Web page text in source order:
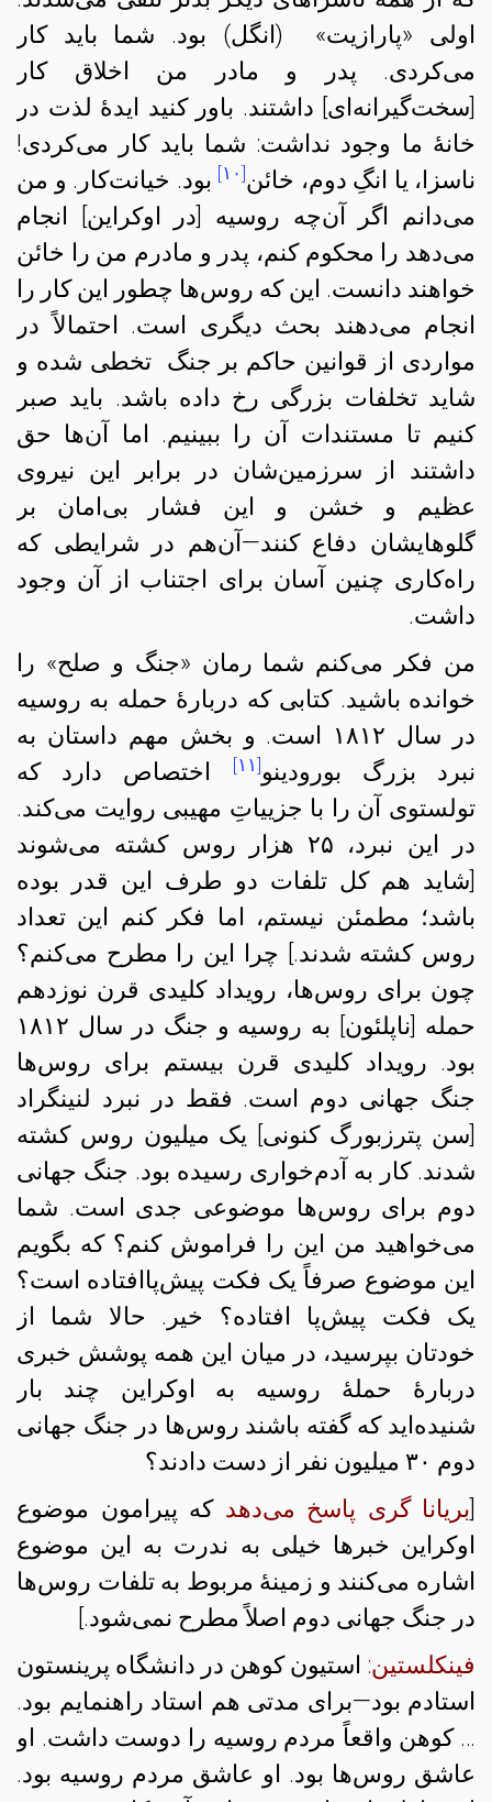
اولی «پارازیت» (انگل) بود. شما باید کار
می‌کردی. پدر و مادر من اخلاق کار
[سخت‌گیرانه‌ای] داشتند. باور کنید ایدهٔ لذت در
خانهٔ ما وجود نداشت: شما باید کار می‌کردی!
ناسزا، یا انگِ دوم، خائن[۱۰] بود. خیانت‌کار. و من
می‌دانم اگر آن‌چه روسیه [در اوکراین] انجام
می‌دهد را محکوم کنم، پدر و مادرم من را خائن
خواهند دانست. این که روس‌ها چطور این کار را
انجام می‌دهند بحث دیگری است. احتمالاً در
مواردی از قوانین حاکم بر جنگ تخطی شده و
شاید تخلفات بزرگی رخ داده باشد. باید صبر
کنیم تا مستندات آن را ببینیم. اما آن‌ها حق
داشتند از سرزمین‌شان در برابر این نیروی
عظیم و خشن و این فشار بی‌امان بر
گلوهایشان دفاع کنند—آن‌هم در شرایطی که
راه‌کاری چنین آسان برای اجتناب از آن وجود
داشت.
من فکر می‌کنم شما رمان «جنگ و صلح» را
خوانده باشید. کتابی که دربارهٔ حمله به روسیه
در سال ۱۸۱۲ است. و بخش مهم داستان به
نبرد بزرگ بورودینو[۱۱]
اختصاص دارد که
تولستوی آن را با جزییاتِ مهیبی روایت می‌کند.
در این نبرد، ۲۵ هزار روس کشته می‌شوند
[شاید هم کل تلفات دو طرف این قدر بوده
باشد؛ مطمئن نیستم، اما فکر کنم این تعداد
روس کشته ‌شدند.] چرا این را مطرح می‌کنم؟
چون برای روس‌ها، رویداد کلیدی قرن نوزدهم
حمله [ناپلئون] به روسیه و جنگ در سال ۱۸۱۲
بود. رویداد کلیدی قرن بیستم برای روس‌ها
جنگ جهانی دوم است. فقط در نبرد لنینگراد
[سن پترزبورگ کنونی] یک میلیون روس کشته
شدند. کار به آدم‌خواری رسیده بود. جنگ جهانی
دوم برای روس‌ها موضوعی جدی است. شما
می‌خواهید من این را فراموش کنم؟ که بگویم
این موضوع صرفاً یک فکت پیش‌پاافتاده است؟
یک فکت پیش‌پا افتاده؟ خیر. حالا شما از
خودتان بپرسید، در میان این همه پوشش خبری
دربارهٔ حملهٔ روسیه به اوکراین چند بار
شنیده‌اید که گفته باشند روس‌ها در جنگ جهانی
دوم ۳۰ میلیون نفر از دست دادند؟
[بریانا گری پاسخ می‌دهد که پیرامون موضوع
اوکراین خبرها خیلی به ندرت به این موضوع
اشاره می‌کنند و زمینهٔ مربوط به تلفات روس‌ها
در جنگ جهانی دوم اصلاً مطرح نمی‌شود.]
فینکلستین: استیون کوهن در دانشگاه پرینستون
استادم بود—برای مدتی هم استاد راهنمایم بود.
… کوهن واقعاً مردم روسیه را دوست داشت. او
عاشق روس‌ها بود. او عاشق مردم روسیه بود.